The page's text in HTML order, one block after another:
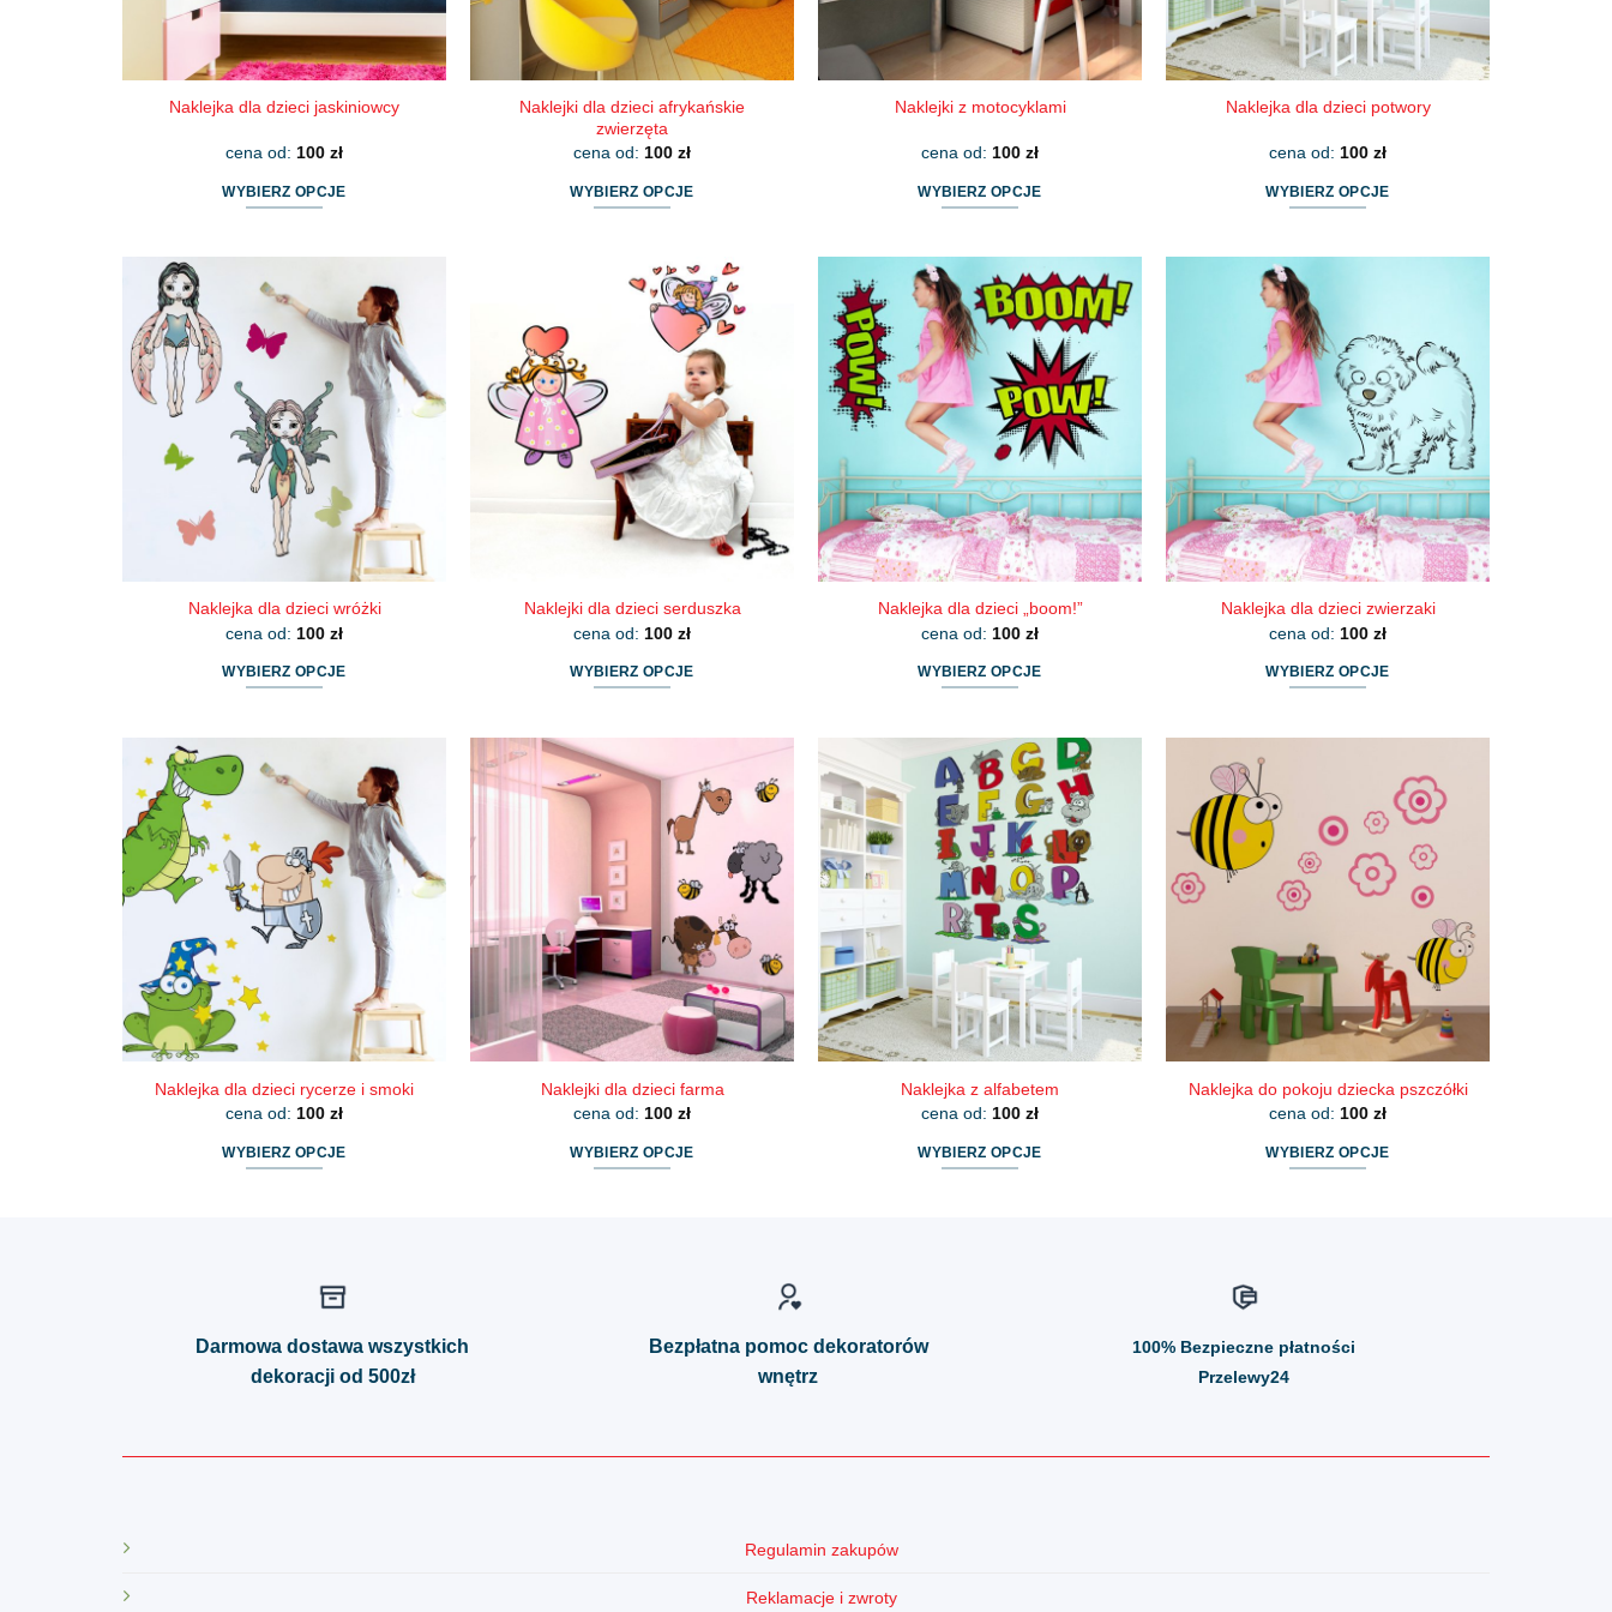
Naklejka dla dzieci jaskiniowcy
cena od: 100 zł
WYBIERZ OPCJE
wiele
wariantów.
można
wybrać
na
stronie
produktu
Naklejki dla dzieci afrykańskie
zwierzęta
cena od: 100 zł
WYBIERZ OPCJE
ma
wiele
wariantów.
wybrać
na
stronie
produktu
Naklejki z motocyklami
cena od: 100 zł
WYBIERZ OPCJE
ma
wiele
wariantów.
Opcje
można
wybrać
na
produktu
Naklejka dla dzieci potwory
cena od: 100 zł
WYBIERZ OPCJE
wariantów.
Opcje
można
wybrać
stronie
produktu
Naklejka dla dzieci wróżki
cena od: 100 zł
WYBIERZ OPCJE
wiele
wariantów.
Opcje
można
wybrać
na
stronie
Naklejki dla dzieci serduszka
cena od: 100 zł
WYBIERZ OPCJE
wiele
wariantów.
Opcje
wybrać
na
stronie
produktu
Naklejka dla dzieci „boom!”
cena od: 100 zł
WYBIERZ OPCJE
ma
wiele
wariantów.
Opcje
można
wybrać
na
stronie
produktu
Naklejka dla dzieci zwierzaki
cena od: 100 zł
WYBIERZ OPCJE
wariantów.
Opcje
można
wybrać
stronie
produktu
Naklejka dla dzieci rycerze i smoki
cena od: 100 zł
WYBIERZ OPCJE
wariantów.
można
wybrać
produktu
Naklejki dla dzieci farma
cena od: 100 zł
WYBIERZ OPCJE
można
produktu
Naklejka z alfabetem
cena od: 100 zł
WYBIERZ OPCJE
produktu
Naklejka do pokoju dziecka pszczółki
cena od: 100 zł
WYBIERZ OPCJE
można
produktu
Darmowa dostawa wszystkich
dekoracji od 500zł
Bezpłatna pomoc dekoratorów
wnętrz
100% Bezpieczne płatności
Przelewy24
Regulamin zakupów
Reklamacje i zwroty